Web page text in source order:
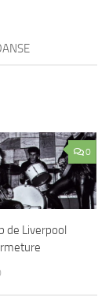
0
de Liverpool